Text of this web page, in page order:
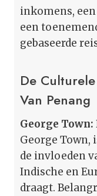
inkomens,
een
gebaseerde
De
Van Penang
George Town:
George Town,
de invloeden
Indische en
draagt.